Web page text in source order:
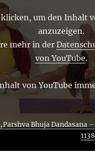
um den Inhalt
anzuzeigen.
mehr in der
von YouTube.
von YouTube
Bhuja Dandasana